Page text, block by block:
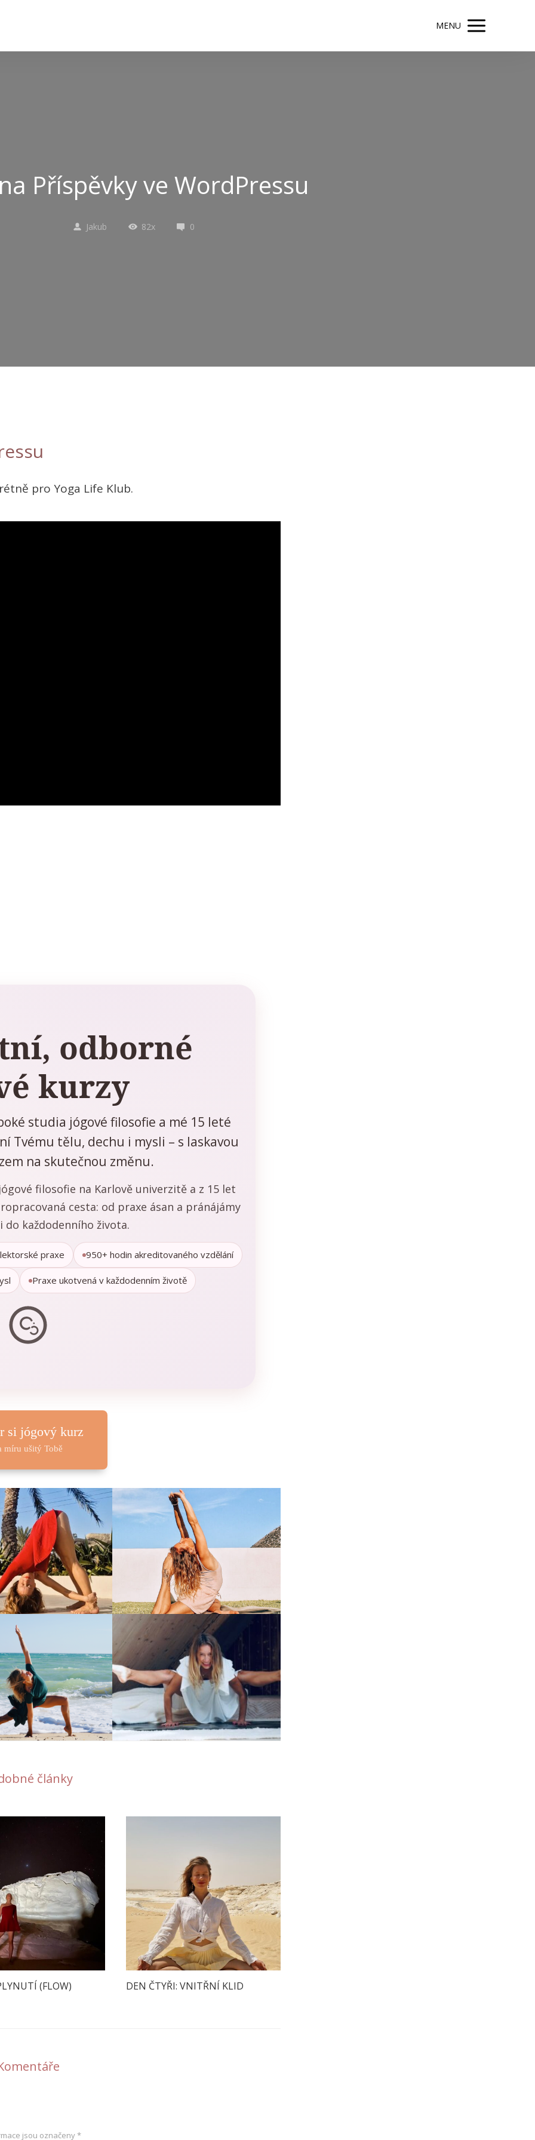
MENU
Příspěvky ve WordPressu
Jakub 82x 0
pro Yoga Life Klub.
odborné
kurzy
studia jógové filosofie a mé 15 leté
Tvému tělu, dechu i mysli – s laskavou
na skutečnou změnu.
filosofie na Karlově univerzitě a z 15 let
cesta: od praxe ásan a pránájámy
do každodenního života.
praxe 950+ hodin akreditovaného vzdělání
Praxe ukotvená v každodenním životě
si jógový kurz
míru ušitý Tobě
články
(FLOW) DEN ČTYŘI: VNITŘNÍ KLID
jsou označeny*